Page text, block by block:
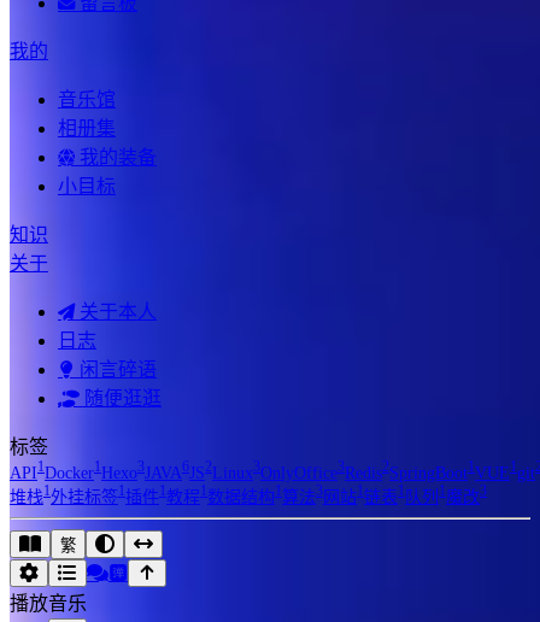
我的
音乐馆
相册集
我的装备
小目标
知识
关于
关于本人
日志
闲言碎语
随便逛逛
标签
API1Docker1Hexo3JAVA 6JS2Linux3OnlyOffice3Redis2SpringBoot1VUE1git
堆栈1外挂标签1 插件1 教程1 数据结构1算法3网站1链表1队列 1魔改3
繁
播放音乐